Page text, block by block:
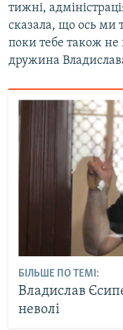
тижні,
сказала, що ось ми
поки тебе також не
дружина
БІЛЬШЕ ПО ТЕМІ:
Владислав
неволі